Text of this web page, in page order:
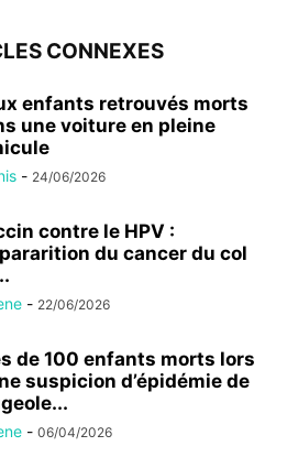
CONNEXES
enfants retrouvés morts
une voiture en pleine
- 24/06/2026
contre le HPV :
du cancer du col
- 22/06/2026
de 100 enfants morts lors
suspicion d’épidémie de
- 06/04/2026